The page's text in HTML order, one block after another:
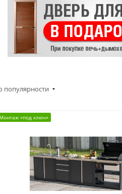
популярности
Монтаж «под ключ»